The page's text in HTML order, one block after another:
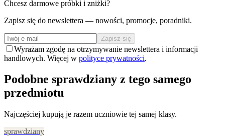
Chcesz darmowe próbki i zniżki?
Zapisz się do newslettera — nowości, promocje, poradniki.
Zapisz się
Wyrażam zgodę na otrzymywanie newslettera i informacji
handlowych. Więcej w polityce prywatności.
Podobne sprawdziany z tego samego
przedmiotu
Najczęściej kupują je razem uczniowie tej samej klasy.
sprawdziany